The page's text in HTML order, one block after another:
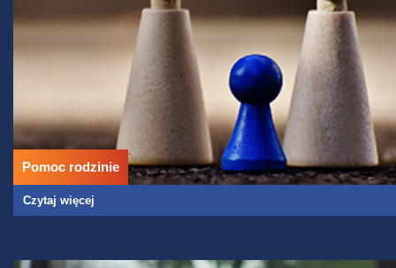
Pomoc rodzinie
Czytaj więcej